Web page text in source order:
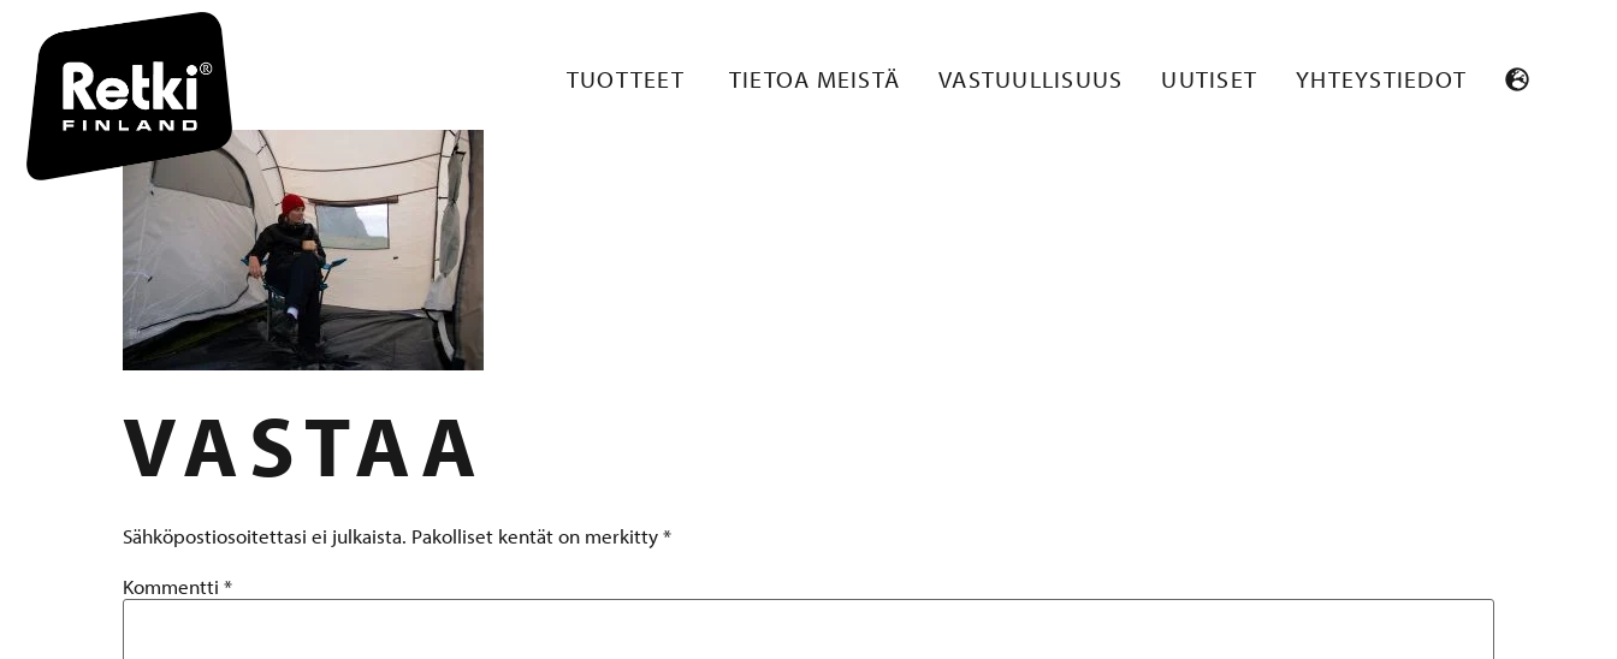
TUOTTEET TIETOA MEISTÄ VASTUULLISUUS UUTISET YHTEYSTIEDOT
R7059 FIILISKUVA 3
VASTAA
Sähköpostiosoitettasi ei julkaista. Pakolliset kentät on merkitty*
Kommentti *